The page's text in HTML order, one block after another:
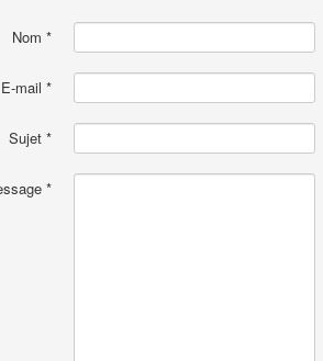
Nom *
E-mail *
Sujet *
*